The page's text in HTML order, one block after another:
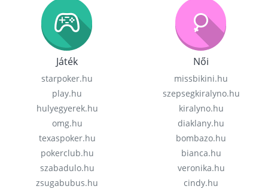
Játék
starpoker.hu
play.hu
hulyegyerek.hu
omg.hu
texaspoker.hu
pokerclub.hu
szabadulo.hu
zsugabubus.hu
Női
missbikini.hu
szepsegkiralyno.hu
kiralyno.hu
diaklany.hu
bombazo.hu
bianca.hu
veronika.hu
cindy.hu